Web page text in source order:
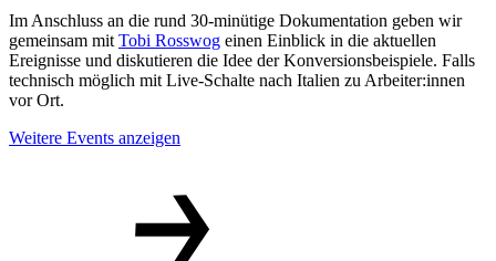
Im Anschluss an die rund 30-minütige Dokumentation geben wir
gemeinsam mit Tobi Rosswog einen Einblick in die aktuellen
Ereignisse und diskutieren die Idee der Konversionsbeispiele. Falls
technisch möglich mit Live-Schalte nach Italien zu Arbeiter:innen
vor Ort.
Weitere Events anzeigen